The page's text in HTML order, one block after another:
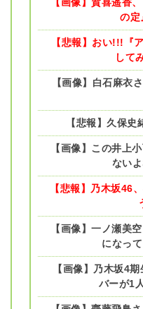
【画像】賀喜遥香
の定
【悲報】おい!!!『
して
【画像】白石麻衣
【悲報】久保
【画像】この井上
ない
【悲報】乃木坂46
【画像】一ノ瀬美
になっ
【画像】乃木坂4
バーが1